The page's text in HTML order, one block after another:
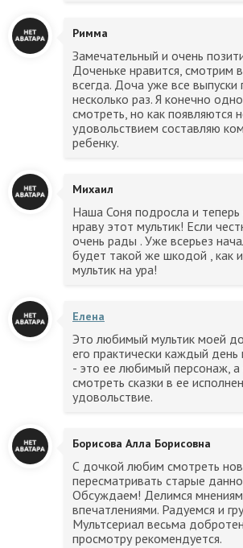
Римма
Замечательный и очень
Доченьке нравится, смотрим
всегда. Доча уже все выпуски
несколько раз. Я конечно
смотреть, но как появляются
удовольствием составляю
ребенку.
Михаил
Наша Соня подросла и
нраву этот мультик! Если
очень рады . Уже всерьез
будет такой же шкодой , как
мультик на ура!
Елена
Это любимый мультик моей
его практически каждый
- это ее любимый персонаж, а
смотреть сказки в ее
удовольствие.
Борисова Алла Борисовна
С дочкой любим смотреть
пересматривать старые
Обсуждаем! Делимся
впечатлениями. Радуемся и
Мультсериал весьма
просмотру рекомендуется.